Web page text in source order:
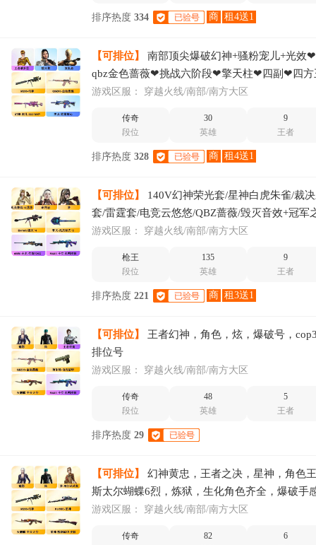
排序热度 334 商 租4送1
【可排位】
南部顶尖爆破幻神+骚粉宠儿+光效
qbz金色蔷薇❤挑战六阶段❤擎天柱❤四副❤四方
❤四方烧杯经理❤六刀
游戏区服： 穿越火线/南部/南方大区
传奇
段位
30
英雄
9
王者
排序热度 328 商 租4送1
【可排位】
140V幻神荣光套/星神白虎朱雀/裁
套/雷霆套/电竞云悠悠/QBZ蔷薇/毁灭音效+冠军
效+荣耀之魄/火麒麟音效+冠军之心/黑骑音效耀
游戏区服： 穿越火线/南部/南方大区
枪王
段位
135
英雄
9
王者
排序热度 221 商 租3送1
【可排位】
王者幻神，角色，炫，爆破号，
排位号
游戏区服： 穿越火线/南部/南方大区
传奇
段位
48
英雄
5
王者
排序热度 29
【可排位】
幻神黄忠，王者之决，星神，角色
斯太尔蝴蝶6烈，炼狱，生化角色齐全，爆破手
游戏区服： 穿越火线/南部/南方大区
传奇
82
6